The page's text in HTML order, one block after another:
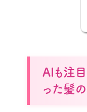
AIも注
った髪